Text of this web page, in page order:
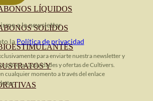
LÍQUIDOS
SOLIDOS
Y
a la newsletter
la Política de privacidad
para enviarte nuestra newsletter y
las actividades y ofertas de Cultivers.
cualquier momento a través del enlace